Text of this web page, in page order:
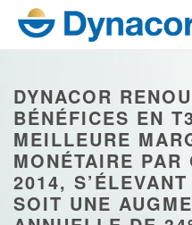
DYNACOR
BÉNÉFICES EN
MEILLEURE
MONÉTAIRE PAR
2014,
SOIT UNE